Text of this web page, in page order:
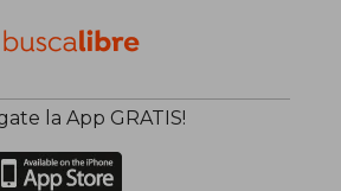
la App GRATIS!